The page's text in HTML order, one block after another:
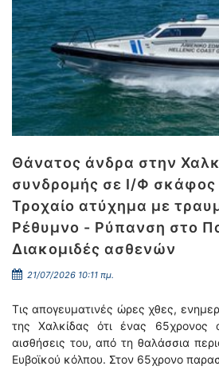
Θάνατος άνδρα στην
συνδρομής σε Ι/Φ σκάφος
Τροχαίο ατύχημα με
Ρέθυμνο - Ρύπανση στο
Διακομιδές ασθενών
21/07/2026 10:11 πμ.
Τις απογευματινές ώρες χθες,
της Χαλκίδας ότι ένας 65χρονος
αισθήσεις του, από τη θαλάσσια
Ευβοϊκού κόλπου. Στον 65χρονο